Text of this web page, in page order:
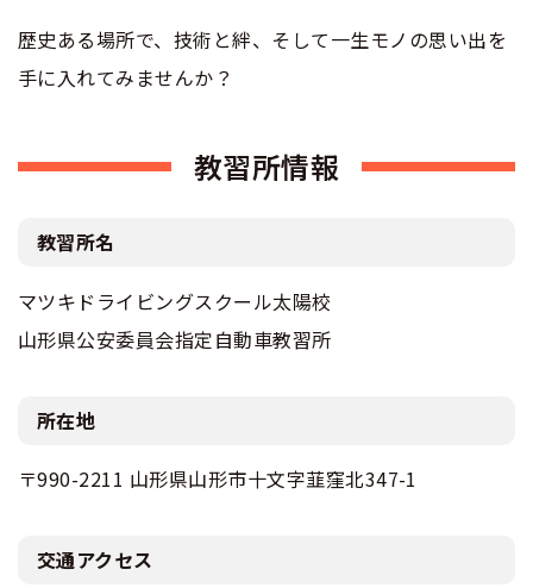
歴史ある場所で、技術と絆、そして一生モノの思い出を
手に入れてみませんか？
教習所情報
教習所名
マツキドライビングスクール太陽校
山形県公安委員会指定自動車教習所
所在地
〒990-2211 山形県山形市十文字韮窪北347-1
交通アクセス